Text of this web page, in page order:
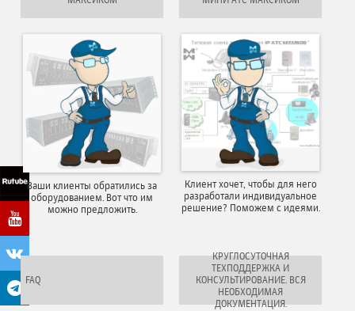
Ваши клиенты обратились за
оборудованием. Вот что им
можно предложить.
Клиент хочет, чтобы для него
разработали индивидуальное
решение? Поможем с идеями.
FAQ
КРУГЛОСУТОЧНАЯ
ТЕХПОДДЕРЖКА И
КОНСУЛЬТИРОВАНИЕ. ВСЯ
НЕОБХОДИМАЯ
ДОКУМЕНТАЦИЯ.